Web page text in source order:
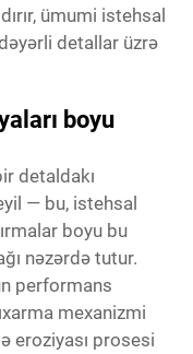
ümumi istehsal
detallar üzrə
boyu
detaldakı
— bu, istehsal
boyu bu
nəzərdə tutur.
performans
mexanizmi
eroziyası prosesi